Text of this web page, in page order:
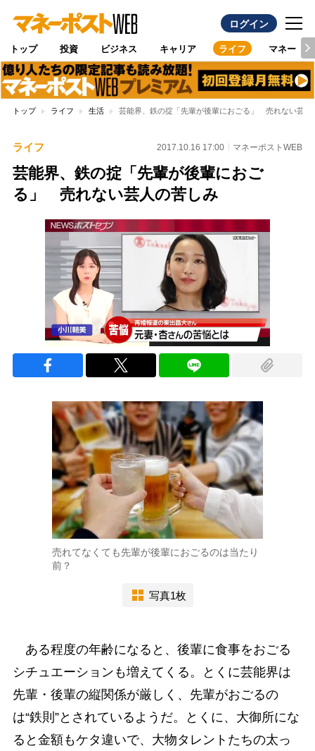
ログイン
トップ 投資 ビジネス キャリア ライフ マネー
トップ ライフ 生活 芸能界、鉄の掟「先輩が後輩におごる」 売れない芸人
ライフ 2017.10.16 17:00 マネーポストWEB
芸能界、鉄の掟「先輩が後輩におご
る」 売れない芸人の苦しみ
売れてなくても先輩が後輩におごるのは当たり
前？
写真1枚
ある程度の年齢になると、後輩に食事をおごる
シチュエーションも増えてくる。とくに芸能界は
先輩・後輩の縦関係が厳しく、先輩がおごるの
は“鉄則”とされているようだ。とくに、大御所にな
ると金額もケタ違いで、大物タレントたちの太っ